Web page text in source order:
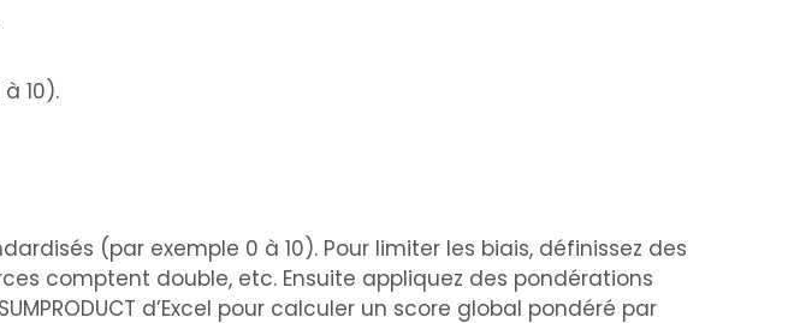
10).
(par exemple 0 à 10). Pour limiter les biais, définissez des
comptent double, etc. Ensuite appliquez des pondérations
d’Excel pour calculer un score global pondéré par